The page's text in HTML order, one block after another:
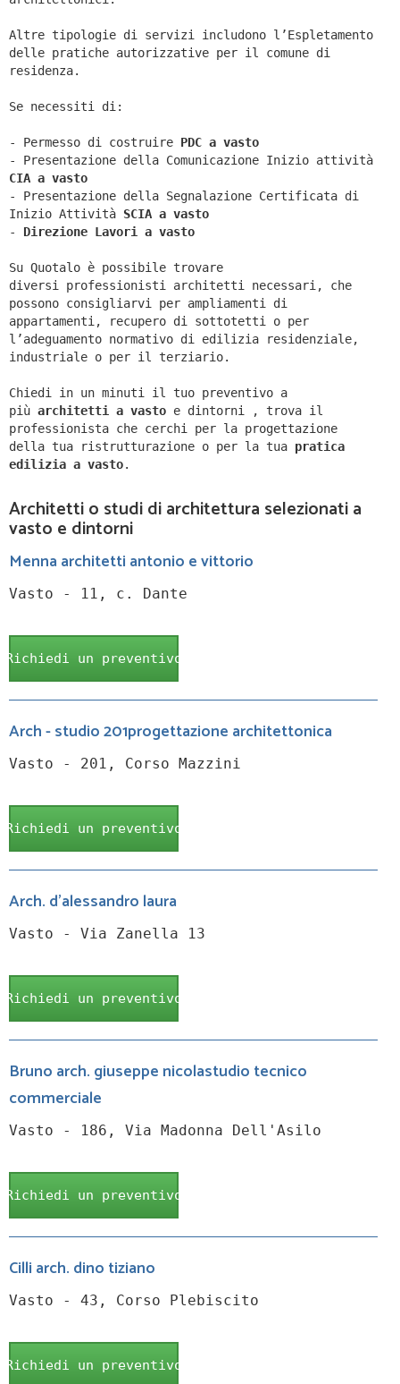
Altre tipologie di servizi includono l’Espletamento
delle pratiche autorizzative per il comune di
residenza.
Se necessiti di:
- Permesso di costruire PDC a vasto
- Presentazione della Comunicazione Inizio attività
CIA a vasto
- Presentazione della Segnalazione Certificata di
Inizio Attività SCIA a vasto
- Direzione Lavori a vasto
Su Quotalo è possibile trovare
diversi professionisti architetti necessari, che
possono consigliarvi per ampliamenti di
appartamenti, recupero di sottotetti o per
l’adeguamento normativo di edilizia residenziale,
industriale o per il terziario.
Chiedi in un minuti il tuo preventivo a
più architetti a vasto e dintorni ,
trova il
professionista che cerchi per la progettazione
della tua ristrutturazione o per la tua pratica
edilizia a vasto.
Architetti o studi di architettura selezionati a
vasto e dintorni
Menna architetti antonio e vittorio
Vasto - 11, c. Dante
Richiedi un preventivo
Arch - studio 201progettazione architettonica
Vasto - 201, Corso Mazzini
Richiedi un preventivo
Arch. d'alessandro laura
Vasto - Via Zanella 13
Richiedi un preventivo
Bruno arch. giuseppe nicolastudio tecnico
commerciale
Vasto - 186, Via Madonna Dell'Asilo
Richiedi un preventivo
Cilli arch. dino tiziano
Vasto - 43, Corso Plebiscito
Richiedi un preventivo